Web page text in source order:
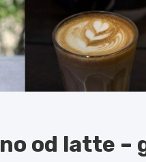
od latte –